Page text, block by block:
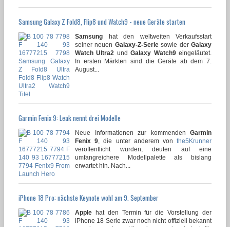
Samsung Galaxy Z Fold8, Flip8 und Watch9 - neue Geräte starten
Samsung hat den weltweiten Verkaufsstart
seiner neuen Galaxy-Z-Seriesowie derGalaxy
Watch Ultra2 undGalaxy Watch9eingeläutet.
In ersten Märkten sind die Geräte ab dem 7.
August...
Garmin Fenix 9: Leak nennt drei Modelle
Neue Informationen zur kommenden Garmin
Fenix 9 , die unter anderem vonthe5Krunner
veröffentlicht wurden, deuten auf eine
umfangreichere Modellpalette als bislang
erwartet hin. Nach...
iPhone 18 Pro: nächste Keynote wohl am 9. September
Apple hat den Termin für die Vorstellung der
iPhone 18 Serie zwar noch nicht offiziell bekannt